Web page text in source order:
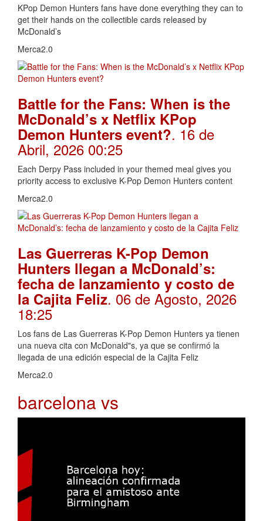
KPop Demon Hunters fans have done everything they can to
get their hands on the collectible cards released by
McDonald’s
Merca2.0
Battle for the Fans: When is the
McDonald’s x Netflix KPop
Demon Hunters event?. 16 de
Abril, 2026 00:25
Each Derpy Pass included in your themed meal gives you
priority access to exclusive K-Pop Demon Hunters content
Merca2.0
Las Guerreras K-Pop Demon
Hunters llegan a McDonald’s:
fecha de lanzamiento y costo de
la Cajita Feliz. 06 de Agosto, 2026
18:25
Los fans de Las Guerreras K-Pop Demon Hunters ya tienen
una nueva cita con McDonald"s, ya que se confirmó la
llegada de una edición especial de la Cajita Feliz
Merca2.0
barcelona vs